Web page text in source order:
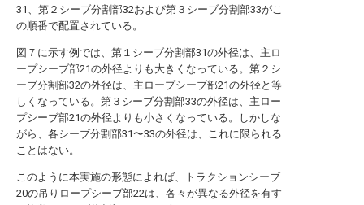
31、第２シーブ分割部32および第３シーブ分割部33がこ
の順番で配置されている。
図７に示す例では、第１シーブ分割部31の外径は、主ロ
ープシーブ部21の外径よりも大きくなっている。第２シ
ーブ分割部32の外径は、主ロープシーブ部21の外径と等
しくなっている。第３シーブ分割部33の外径は、主ロー
プシーブ部21の外径よりも小さくなっている。しかしな
がら、各シーブ分割部31〜33の外径は、これに限られる
ことはない。
このように本実施の形態によれば、トラクションシーブ
20の吊りロープシーブ部22は、各々が異なる外径を有す